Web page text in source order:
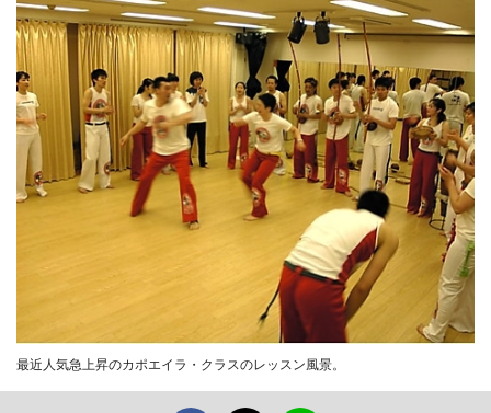
最近人気急上昇のカポエイラ・クラスのレッスン風景。